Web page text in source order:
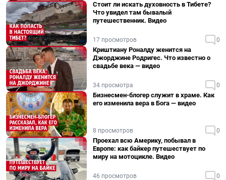
Стоит ли искать духовность в Тибете?
Что увидел там бывалый
путешественник. Видео
17 просмотров 0
Криштиану Роналду женится на
Джорджине Родригес. Что известно о
свадьбе века — видео
34 просмотра 0
Бизнесмен-блогер служит в храме. Как
его изменила вера в Бога — видео
8 просмотров 0
Проехал всю Америку, побывал в
Европе: как байкер путешествует по
миру на мотоцикле. Видео
46 просмотров 0